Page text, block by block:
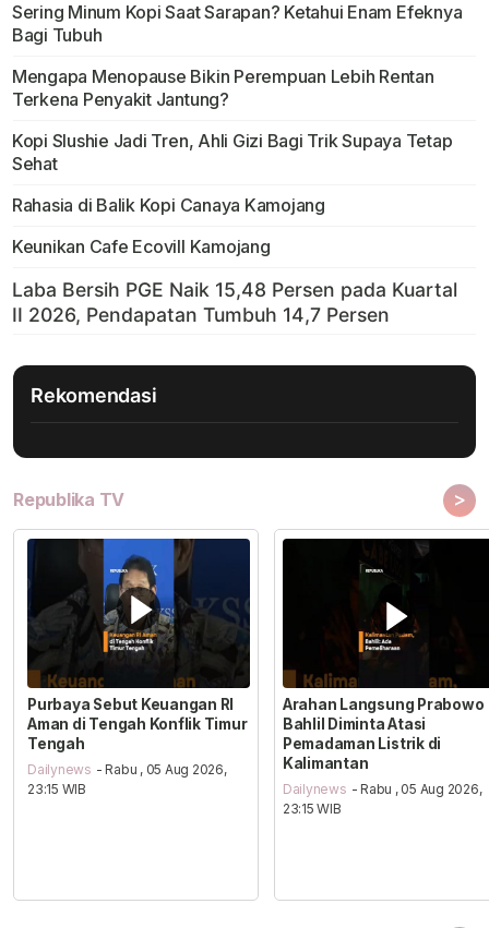
Sering Minum Kopi Saat Sarapan? Ketahui Enam Efeknya
Bagi Tubuh
Mengapa Menopause Bikin Perempuan Lebih Rentan
Terkena Penyakit Jantung?
Kopi Slushie Jadi Tren, Ahli Gizi Bagi Trik Supaya Tetap
Sehat
Rahasia di Balik Kopi Canaya Kamojang
Keunikan Cafe Ecovill Kamojang
Rekomendasi
Republika TV >
Purbaya Sebut Keuangan RI
Aman di Tengah Konflik Timur
Tengah
Dailynews - Rabu , 05 Aug 2026,
23:15 WIB
Arahan Langsung Prabowo
Bahlil Diminta Atasi
Pemadaman Listrik di
Kalimantan
Dailynews - Rabu , 05 Aug 2026,
23:15 WIB